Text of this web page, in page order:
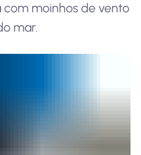
com moinhos de vento
mar.